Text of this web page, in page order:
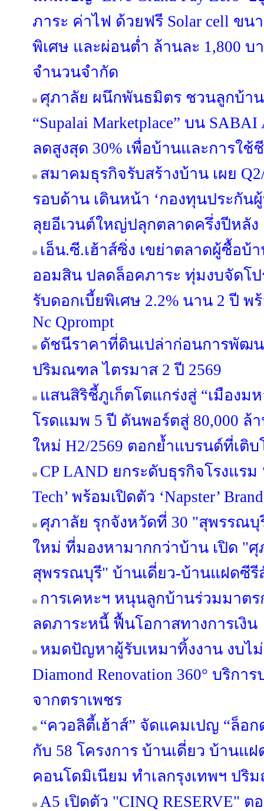
ภาระ ค่าไฟ ด้วยฟรี Solar cell ขน
พิเศษ และผ่อนต่ำ ล้านละ 1,800
จำนวนจำกัด
ศุภาลัย ผนึกพันธมิตร ชวนลูกบ้าน
“Supalai Marketplace” บน
ลดสูงสุด 30% เพื่อบ้านและการใ
สมาคมธุรกิจรับสร้างบ้าน เผย
รอบด้าน เดินหน้า ‘กองทุนประกัน
ลุยอีเวนต์ใหญ่ปลุกตลาดครึ่งปีหลัง
เอ็น.ซี.เฮ้าส์ซิ่ง เขย่าตลาดผู้ซื้อบ้
ออมสิน ปลดล็อคภาระ ทุ่มงบจัดโ
รับดอกเบี้ยพิเศษ 2.2% นาน 2 ปี พ
Nc Qprompt
ดัชนีราคาที่ดินเปล่าก่อนการพัฒน
ปริมณฑล ไตรมาส 2 ปี 2569
แสนสิริชี้ภูเก็ตโตแกร่งสู่ “เมืองม
โรดแมพ 5 ปี ดันพอร์ตสู่ 80,000 ล้
ใหม่ H2/2569 ตอกย้ำแบรนด์ที่เติ
CP LAND ยกระดับธุรกิจโรงแรม
Tech’ พร้อมเปิดตัว ‘Napster’
ศุภาลัย รุกจังหวัดที่ 30 "สุพรรณบุ
ใหม่ ที่มองหามากกว่าบ้าน เปิด "
สุพรรณบุรี" บ้านเดี่ยว-บ้านแฝดซีรี
การเคหะฯ หนุนลูกบ้านร่วมมาต
ลดภาระหนี้ ฟื้นโอกาสทางการเงิน
หมดปัญหาผู้รับเหมาทิ้งงาน งบไ
Diamond Renovation 360° บริกา
จากตราเพชร
“ควอลิตี้เฮ้าส์” จัดแคมเปญ “ล็อ
กับ 58 โครงการ บ้านเดี่ยว บ้านแ
คอนโดมิเนียม ทำเลกรุงเทพฯ ปริ
A5 เปิดตัว "CINQ RESERVE"